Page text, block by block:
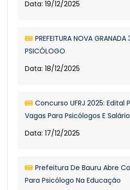
Data: 19/12/2025
PREFEITURA NOVA GRANADA
PSICÓLOGO
Data: 18/12/2025
Concurso UFRJ 2025: Edital
Vagas Para Psicólogos E
Data: 17/12/2025
Prefeitura De Bauru Abre
Para Psicólogo Na Educação